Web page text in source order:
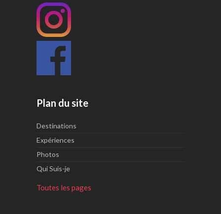
Plan du site
Destinations
Expériences
Photos
Qui Suis-je
Toutes les pages